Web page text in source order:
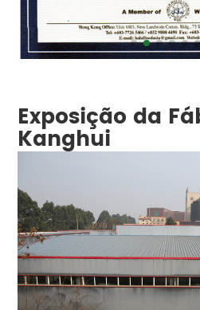
Exposição da
Kanghui